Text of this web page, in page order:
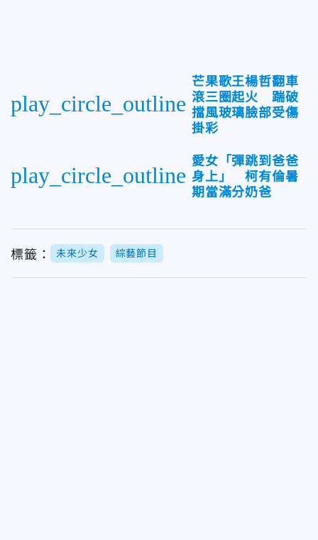
play_circle_outline
芒果歌王楊哲翻車
滾三圈起火 踹破
擋風玻璃臉部受傷
掛彩
play_circle_outline
愛女「彈跳到爸爸
身上」 柯有倫暑
期當滿分奶爸
標籤： 未來少女 綜藝節目